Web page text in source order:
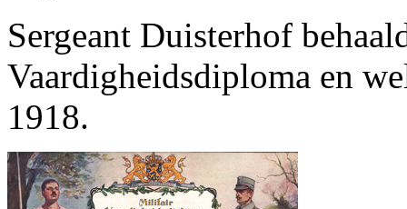
Sergeant Duisterhof
Vaardigheidsdiploma en
1918.